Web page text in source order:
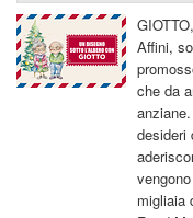
Affini,
che da
desideri
migliaia